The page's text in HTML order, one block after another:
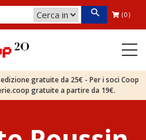
(0)
gratuite da 25€ - Per i soci Coop
gratuite a partire da 19€.